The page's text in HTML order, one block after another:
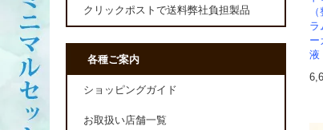
ラ
ー
液
クリックポストで送料弊社負担製品
各種ご案内
ショッピングガイド
お取扱い店舗一覧